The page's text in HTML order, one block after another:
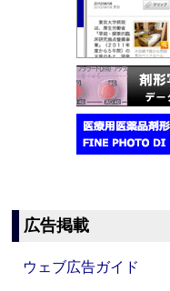
広告掲載
ウェブ広告ガイド